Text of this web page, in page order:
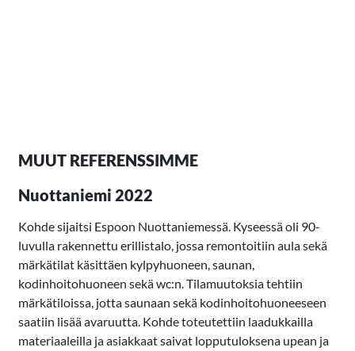
MUUT REFERENSSIMME
Nuottaniemi 2022
Kohde sijaitsi Espoon Nuottaniemessä. Kyseessä oli 90-
luvulla rakennettu erillistalo, jossa remontoitiin aula sekä
märkätilat käsittäen kylpyhuoneen, saunan,
kodinhoitohuoneen sekä wc:n. Tilamuutoksia tehtiin
märkätiloissa, jotta saunaan sekä kodinhoitohuoneeseen
saatiin lisää avaruutta. Kohde toteutettiin laadukkailla
materiaaleilla ja asiakkaat saivat lopputuloksena upean ja